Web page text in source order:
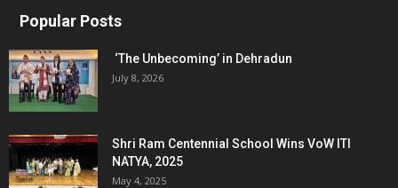
Popular Posts
‘The Unbecoming’ in Dehradun
July 8, 2026
Shri Ram Centennial School Wins VoW ITI
NATYA, 2025
May 4, 2025